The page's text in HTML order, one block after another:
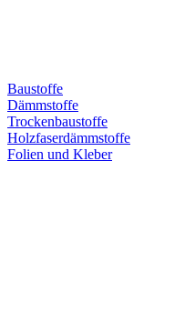
Baustoffe
Dämmstoffe
Trockenbaustoffe
Holzfaserdämmstoffe
Folien und Kleber